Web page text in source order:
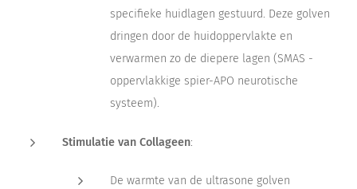
specifieke huidlagen gestuurd. Deze golven
dringen door de huidoppervlakte en
verwarmen zo de diepere lagen (SMAS -
oppervlakkige spier-APO neurotische
systeem).
Stimulatie van Collageen:
De warmte van de ultrasone golven